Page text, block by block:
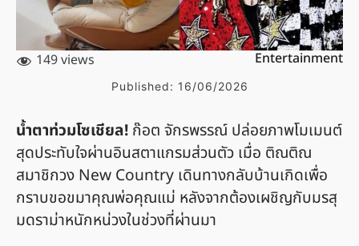
149 views Entertainment
Published: 16/06/2026
น้ำตาท่วมโซเชียล! ก๊อต จักรพรรณ์ ปล่อยภาพโมเมนต์
สุดประทับใจผ่านอินสตาแกรมส่วนตัว เมื่อ ติณติณ
สมาชิกวง New Country เดินทางกลับบ้านเกิดเพื่อ
กราบขอขมาคุณพ่อคุณแม่ หลังจากต้องเผชิญกับมรสุ
มดราม่าหนักหน่วงในช่วงที่ผ่านมา